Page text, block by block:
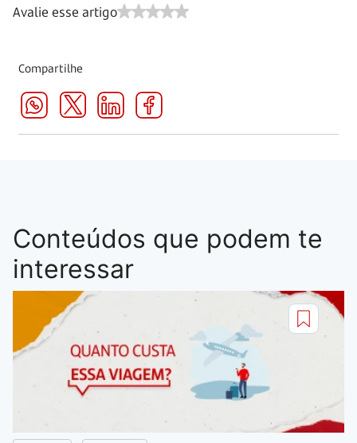
Avalie esse artigo
Compartilhe
Conteúdos que podem te
interessar